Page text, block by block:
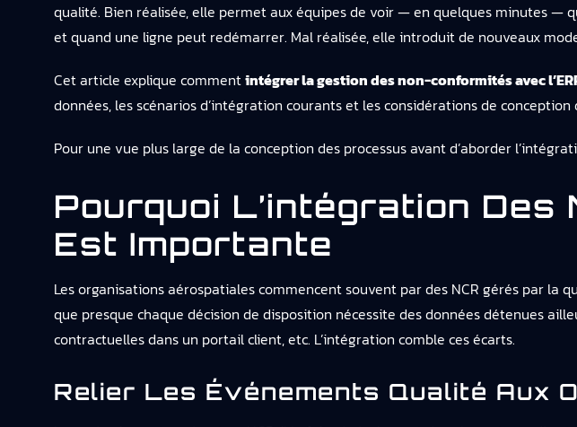
qualité. Bien réalisée, elle permet aux équipes de voir — en quelques minutes —
et quand une ligne peut redémarrer. Mal réalisée, elle introduit de nouveaux
Cet article explique commentintégrer la gestion des non-conformités avec
données, les scénarios d’intégration courants et les considérations de
Pour une vue plus large de la conception des processus avant d’aborder
Pourquoi L’intégration Des
Est Importante
Les organisations aérospatiales commencent souvent par des NCR gérés par
que presque chaque décision de disposition nécessite des données détenues
contractuelles dans un portail client, etc. L’intégration comble ces écarts.
Relier Les Événements Qualité Aux